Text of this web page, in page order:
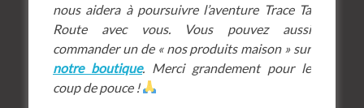
balade en famille. L’intérêt réside
toutefois dans le petit bonus qui mène à
la vue sur le lac de Roselend et le Mont
Blanc (enfin, normalement..).
nous aidera à poursuivre l’aventure Trace Ta
Route avec vous. Vous pouvez aussi
commander un de « nos produits maison » sur
notre boutique. Merci grandement pour le
coup de pouce !